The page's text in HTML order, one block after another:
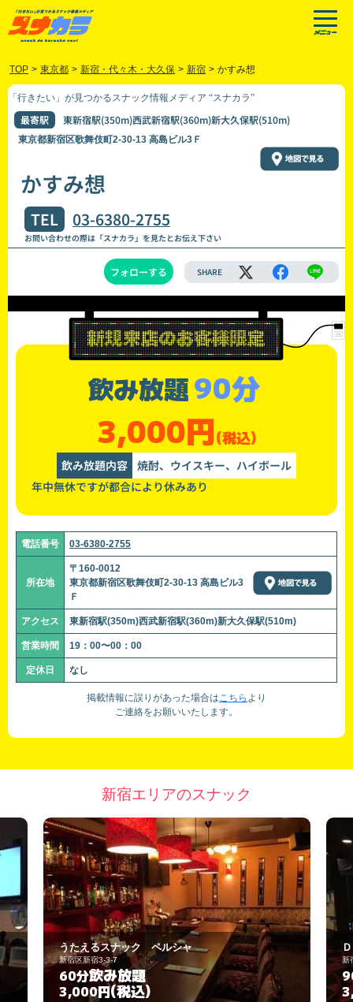
TOP > 東京都 > 新宿・代々木・大久保 > 新宿 > かすみ想
「行きたい」が見つかるスナック情報メディア “スナカラ”
最寄駅 東新宿駅(350m)西武新宿駅(360m)新大久保駅(510m)
東京都新宿区歌舞伎町2-30-13 高島ビル3Ｆ
かすみ想
TEL 03-6380-2755
お問い合わせの際は「スナカラ」を見たとお伝え下さい
フォローする SHARE
飲み放題90分
3,000円(税込)
飲み放題内容 焼酎、ウイスキー、ハイボール
年中無休ですが都合により休みあり
電話番号 03-6380-2755
所在地
〒160-0012
東京都新宿区歌舞伎町2-30-13 高島ビル3
Ｆ
アクセス 東新宿駅(350m)西武新宿駅(360m)新大久保駅(510m)
営業時間 19：00〜00：00
定休日 なし
掲載情報に誤りがあった場合はこちら より
ご連絡をお願いいたします。
新宿エリアのスナック
Ｄｏｏ Ｄｏｏ ＢＡＲ
新宿区歌舞伎町2-31-3
90分飲み放題
3,000円 (税込)